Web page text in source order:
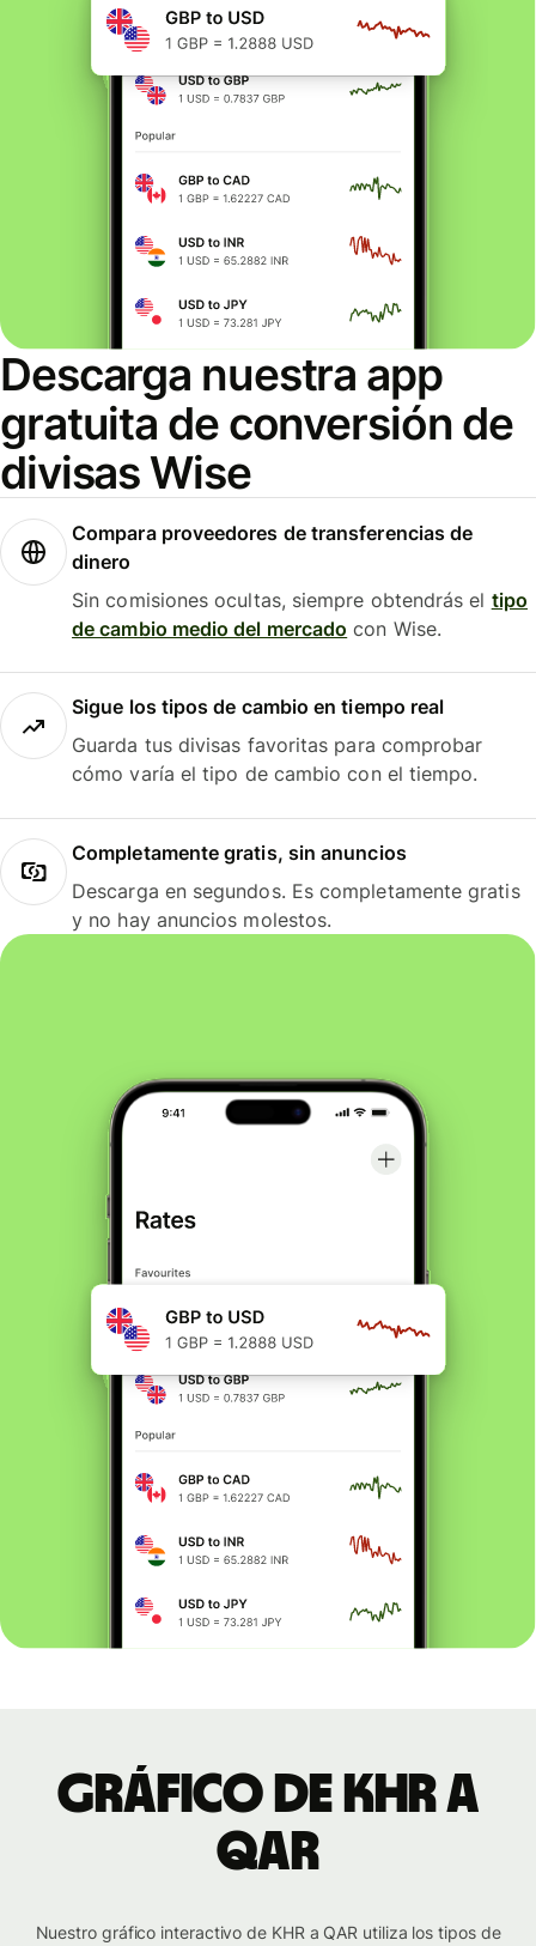
Descarga nuestra app
gratuita de conversión de
divisas Wise
Compara proveedores de transferencias de
dinero
Sin comisiones ocultas, siempre obtendrás el tipo
de cambio medio del mercado con Wise.
Sigue los tipos de cambio en tiempo real
Guarda tus divisas favoritas para comprobar
cómo varía el tipo de cambio con el tiempo.
Completamente gratis, sin anuncios
Descarga en segundos. Es completamente gratis
y no hay anuncios molestos.
Gráfico de KHR a
QAR
Nuestro gráfico interactivo de KHR a QAR utiliza los tipos de